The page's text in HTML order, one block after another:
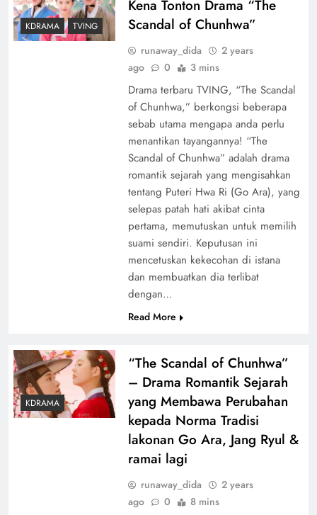
KDRAMA TVING
Kena Tonton Drama “The
Scandal of Chunhwa”
runaway_dida
2 years
ago
0 3 mins
Drama terbaru TVING, “The Scandal
of Chunhwa,” berkongsi beberapa
sebab utama mengapa anda perlu
menantikan tayangannya! “The
Scandal of Chunhwa” adalah drama
romantik sejarah yang mengisahkan
tentang Puteri Hwa Ri (Go Ara), yang
selepas patah hati akibat cinta
pertama, memutuskan untuk memilih
suami sendiri. Keputusan ini
mencetuskan kekecohan di istana
dan membuatkan dia terlibat
dengan…
Read More
KDRAMA
“The Scandal of Chunhwa”
– Drama Romantik Sejarah
yang Membawa Perubahan
kepada Norma Tradisi
lakonan Go Ara, Jang Ryul &
ramai lagi
runaway_dida
2 years
ago
0 8 mins